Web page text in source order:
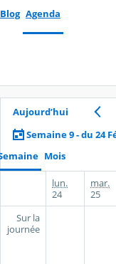
Blog Agenda
Aujourd’hui
Semaine 9 - du 24
Mois
lun.
24
mar.
25
Sur la
journée